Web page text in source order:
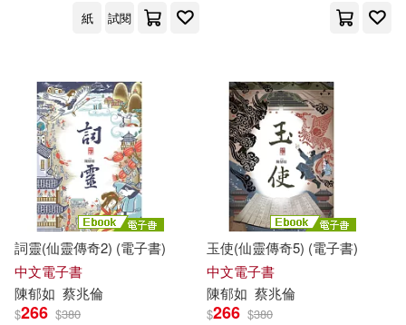
紙
試閱
詞靈(仙靈傳奇2) (電子書)
中文電子書
陳郁如 蔡兆倫
$266 $380
玉使(仙靈傳奇5) (電子書)
中文電子書
陳郁如 蔡兆倫
$266 $380